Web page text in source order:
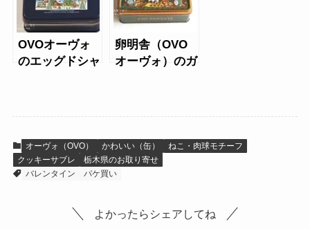
OVOオーヴォ
のエッグドシャ
卵明舎（OVO
オーヴォ）のガ
オーヴォ（OVO） かわいい（缶）
ねこ・肉球モチーフ
クッキーサブレ
栃木県のお取り寄せ
バレンタイン
パケ買い
よかったらシェアしてね